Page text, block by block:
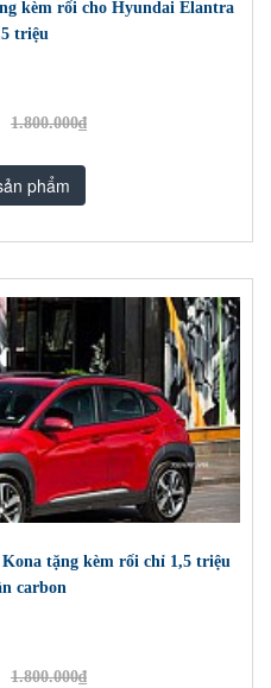
kèm rối cho Hyundai Elantra
triệu
1.800.000₫
phẩm
tặng kèm rối chỉ 1,5 triệu
carbon
1.800.000₫